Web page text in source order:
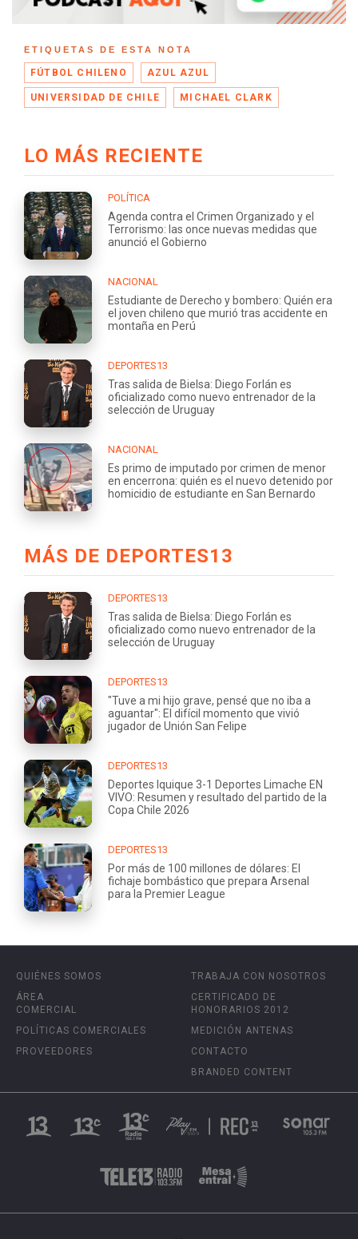
ETIQUETAS DE ESTA NOTA
FÚTBOL CHILENO AZUL AZUL
UNIVERSIDAD DE CHILE MICHAEL CLARK
LO MÁS RECIENTE
POLÍTICA
Agenda contra el Crimen Organizado y el
Terrorismo: las once nuevas medidas que
anunció el Gobierno
NACIONAL
Estudiante de Derecho y bombero: Quién era
el joven chileno que murió tras accidente en
montaña en Perú
DEPORTES13
Tras salida de Bielsa: Diego Forlán es
oficializado como nuevo entrenador de la
selección de Uruguay
NACIONAL
Es primo de imputado por crimen de menor
en encerrona: quién es el nuevo detenido por
homicidio de estudiante en San Bernardo
MÁS DE DEPORTES13
DEPORTES13
Tras salida de Bielsa: Diego Forlán es
oficializado como nuevo entrenador de la
selección de Uruguay
DEPORTES13
"Tuve a mi hijo grave, pensé que no iba a
aguantar": El difícil momento que vivió
jugador de Unión San Felipe
DEPORTES13
Deportes Iquique 3-1 Deportes Limache EN
VIVO: Resumen y resultado del partido de la
Copa Chile 2026
DEPORTES13
Por más de 100 millones de dólares: El
fichaje bombástico que prepara Arsenal
para la Premier League
QUIÉNES SOMOS
ÁREA
COMERCIAL
POLÍTICAS COMERCIALES
PROVEEDORES
TRABAJA CON NOSOTROS
CERTIFICADO DE
HONORARIOS 2012
MEDICIÓN ANTENAS
CONTACTO
BRANDED CONTENT